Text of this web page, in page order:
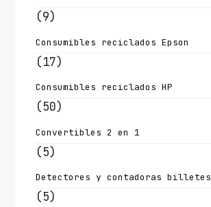
(9)
Consumibles reciclados Epson
(17)
Consumibles reciclados HP
(50)
Convertibles 2 en 1
(5)
Detectores y contadoras billetes
(5)